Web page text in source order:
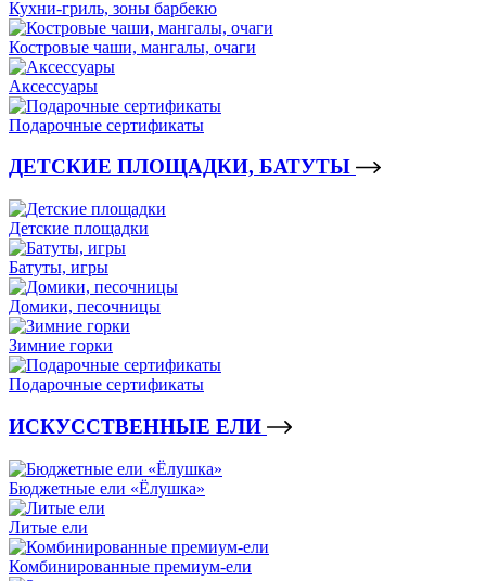
Кухни-гриль, зоны барбекю
Костровые чаши, мангалы, очаги
Аксессуары
Подарочные сертификаты
ДЕТСКИЕ ПЛОЩАДКИ, БАТУТЫ
Детские площадки
Батуты, игры
Домики, песочницы
Зимние горки
Подарочные сертификаты
ИСКУССТВЕННЫЕ ЕЛИ
Бюджетные ели «Ёлушка»
Литые ели
Комбинированные премиум-ели